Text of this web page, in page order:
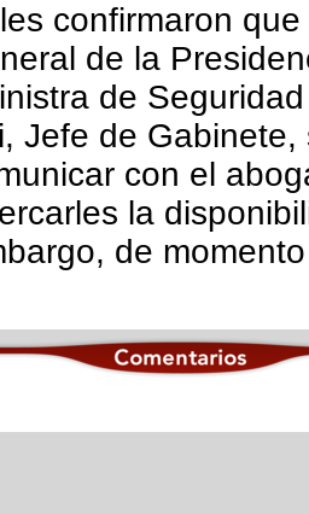
confirmaron
de la
de
Jefe de Gabinete,
con el
la
de